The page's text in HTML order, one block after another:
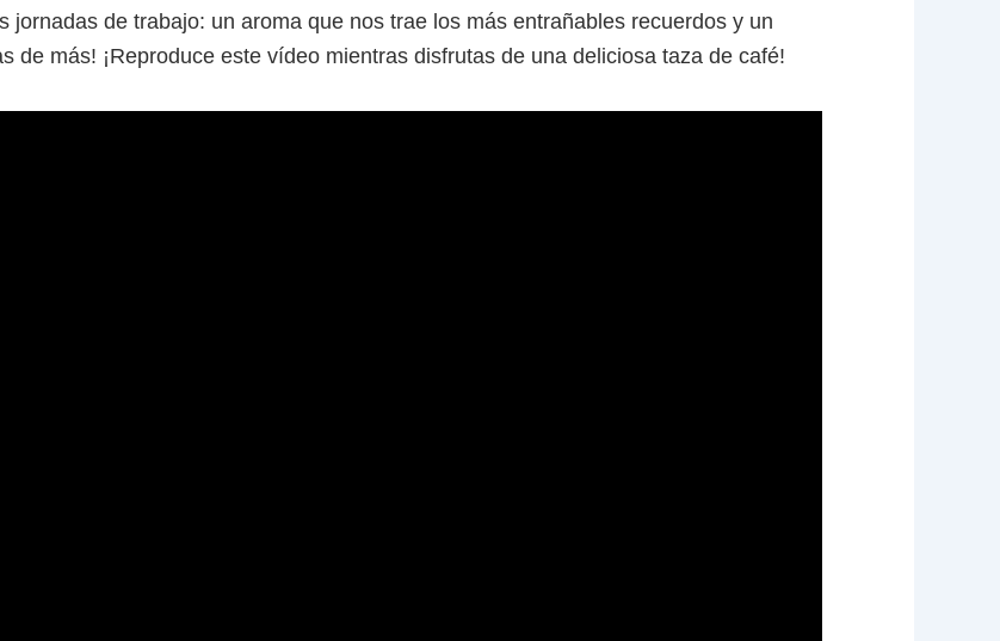
jornadas de trabajo: un aroma que nos trae los más entrañables recuerdos y un
de más! ¡Reproduce este vídeo mientras disfrutas de una deliciosa taza de café!